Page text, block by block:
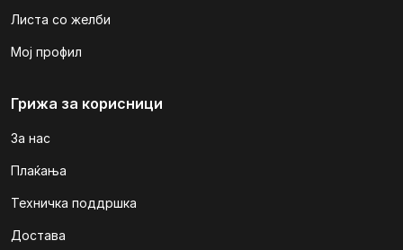
Листа со желби
Мој профил
Грижа за корисници
За нас
Плаќања
Техничка поддршка
Достава